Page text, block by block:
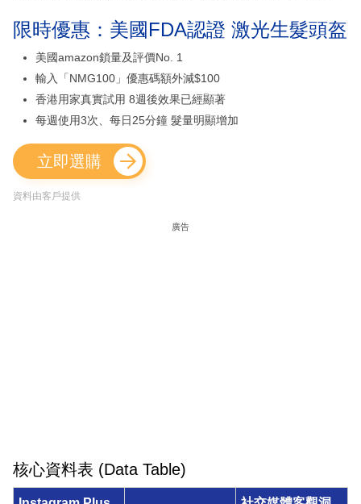
限時優惠：美國FDA認證 激光生髮頭盔
美國amazon鎖量及評價No. 1
輸入「NMG100」優惠碼額外減$100
香港用家真實試用 8週後效果已經顯著
每週使用3次、每日25分鐘 髮量明顯增加
立即選購
資料由客戶提供
廣告
核心資料表 (Data Table)